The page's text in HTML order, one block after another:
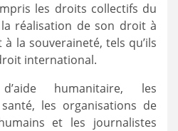
les droits collectifs du
réalisation de son droit à
la souveraineté, tels qu’ils
international.
humanitaire, les
les organisations de
et les journalistes